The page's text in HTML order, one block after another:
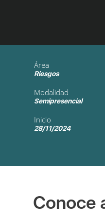
Área
Riesgos
Modalidad
Semipresencial
Inicio
28/11/2024
Conoce